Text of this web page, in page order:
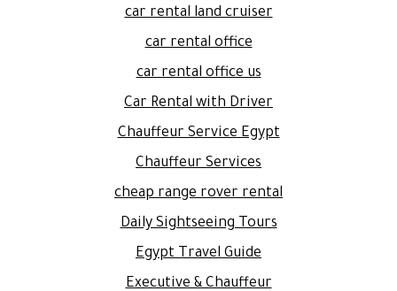
car rental land cruiser
car rental office
car rental office us
Car Rental with Driver
Chauffeur Service Egypt
Chauffeur Services
cheap range rover rental
Daily Sightseeing Tours
Egypt Travel Guide
Executive & Chauffeur